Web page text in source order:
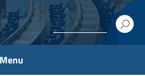
Menu